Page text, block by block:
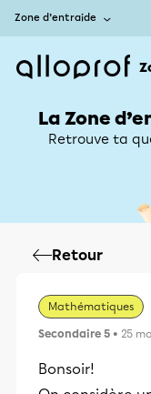
Zone d’entraide
La Zone
Retrouve ta
Retour
Mathématiques
Secondaire 5 • 25
Bonsoir!